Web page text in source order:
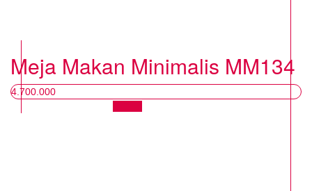
Meja Makan Minimalis MM134
4.700.000